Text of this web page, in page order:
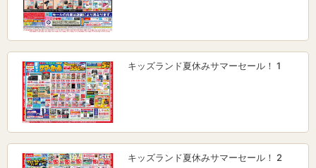
キッズランド夏休みサマーセール！ 1
キッズランド夏休みサマーセール！ 2